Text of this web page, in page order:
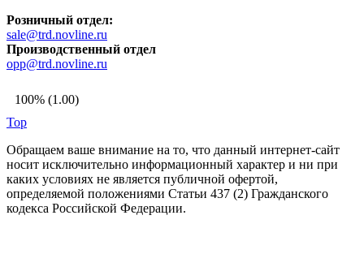
Розничный отдел:
sale@trd.novline.ru
Производственный отдел
opp@trd.novline.ru
100% (1.00)
Top
Обращаем ваше внимание на то, что данный интернет-сайт
носит исключительно информационный характер и ни при
каких условиях не является публичной офертой,
определяемой положениями Статьи 437 (2) Гражданского
кодекса Российской Федерации.